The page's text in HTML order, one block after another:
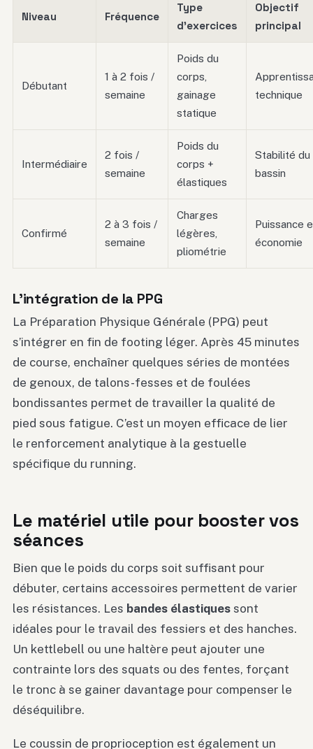
Niveau Fréquence
Type
d’exercices
Objectif
principal
Débutant
1 à 2 fois /
semaine
Poids du
corps,
gainage
statique
technique
Intermédiaire
2 fois /
semaine
Poids du
corps +
élastiques
Stabilité du
bassin
Confirmé
2 à 3 fois /
semaine
Charges
légères,
pliométrie
Puissance
économie
L’intégration de la PPG
La Préparation Physique Générale (PPG) peut
s’intégrer en fin de footing léger. Après 45 minutes
de course, enchaîner quelques séries de montées
de genoux, de talons-fesses et de foulées
bondissantes permet de travailler la qualité de
pied sous fatigue. C’est un moyen efficace de lier
le renforcement analytique à la gestuelle
spécifique du running.
Le matériel utile pour booster vos
séances
Bien que le poids du corps soit suffisant pour
débuter, certains accessoires permettent de varier
les résistances. Les bandes élastiques sont
idéales pour le travail des fessiers et des hanches.
Un kettlebell ou une haltère peut ajouter une
contrainte lors des squats ou des fentes, forçant
le tronc à se gainer davantage pour compenser le
déséquilibre.
Le coussin de proprioception est également un